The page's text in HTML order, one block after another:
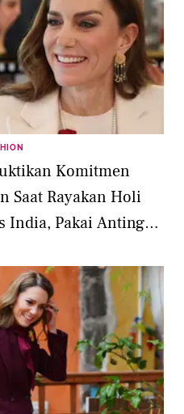
Komitmen
Saat Rayakan Holi
India, Pakai Anting